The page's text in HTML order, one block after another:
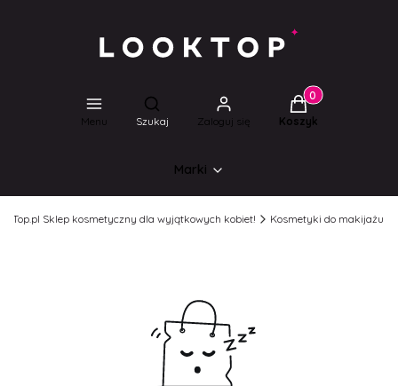
Menu
Otwórz wyszukiwarkę
Szukaj Zaloguj się
Produkty w
Koszyk
Marki
Sklep kosmetyczny dla wyjątkowych kobiet! Kosmetyki do makijażu